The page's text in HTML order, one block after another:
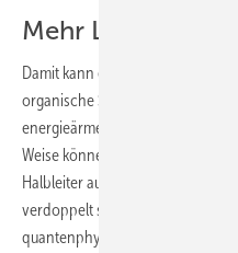
Mehr
Damit kann ein breiteres
organische Schicht absorbiert
energieärmeren Photonen
Weise können bestimmte
Halbleiter auf einmal erzeugen.
verdoppelt sich. Diese
quantenphysikalische